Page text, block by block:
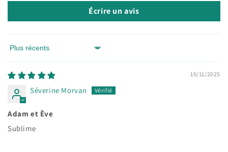
Écrire un avis
Sort by
10/11/2025
Séverine Morvan
Adam et Ève
Sublime